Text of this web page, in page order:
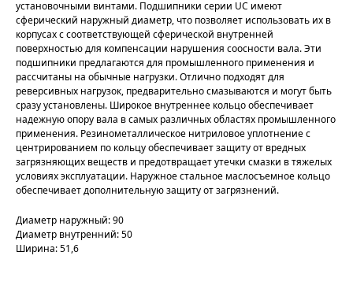
установочными винтами. Подшипники серии UC имеют
сферический наружный диаметр, что позволяет использовать их в
корпусах с соответствующей сферической внутренней
поверхностью для компенсации нарушения соосности вала. Эти
подшипники предлагаются для промышленного применения и
рассчитаны на обычные нагрузки. Отлично подходят для
реверсивных нагрузок, предварительно смазываются и могут быть
сразу установлены. Широкое внутреннее кольцо обеспечивает
надежную опору вала в самых различных областях промышленного
применения. Резинометаллическое нитриловое уплотнение с
центрированием по кольцу обеспечивает защиту от вредных
загрязняющих веществ и предотвращает утечки смазки в тяжелых
условиях эксплуатации. Наружное стальное маслосъемное кольцо
обеспечивает дополнительную защиту от загрязнений.
Диаметр наружный: 90
Диаметр внутренний: 50
Ширина: 51,6